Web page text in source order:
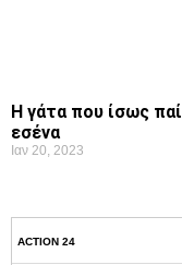
Η γάτα που ίσως
εσένα
Ιαν 20, 2023
ACTION 24